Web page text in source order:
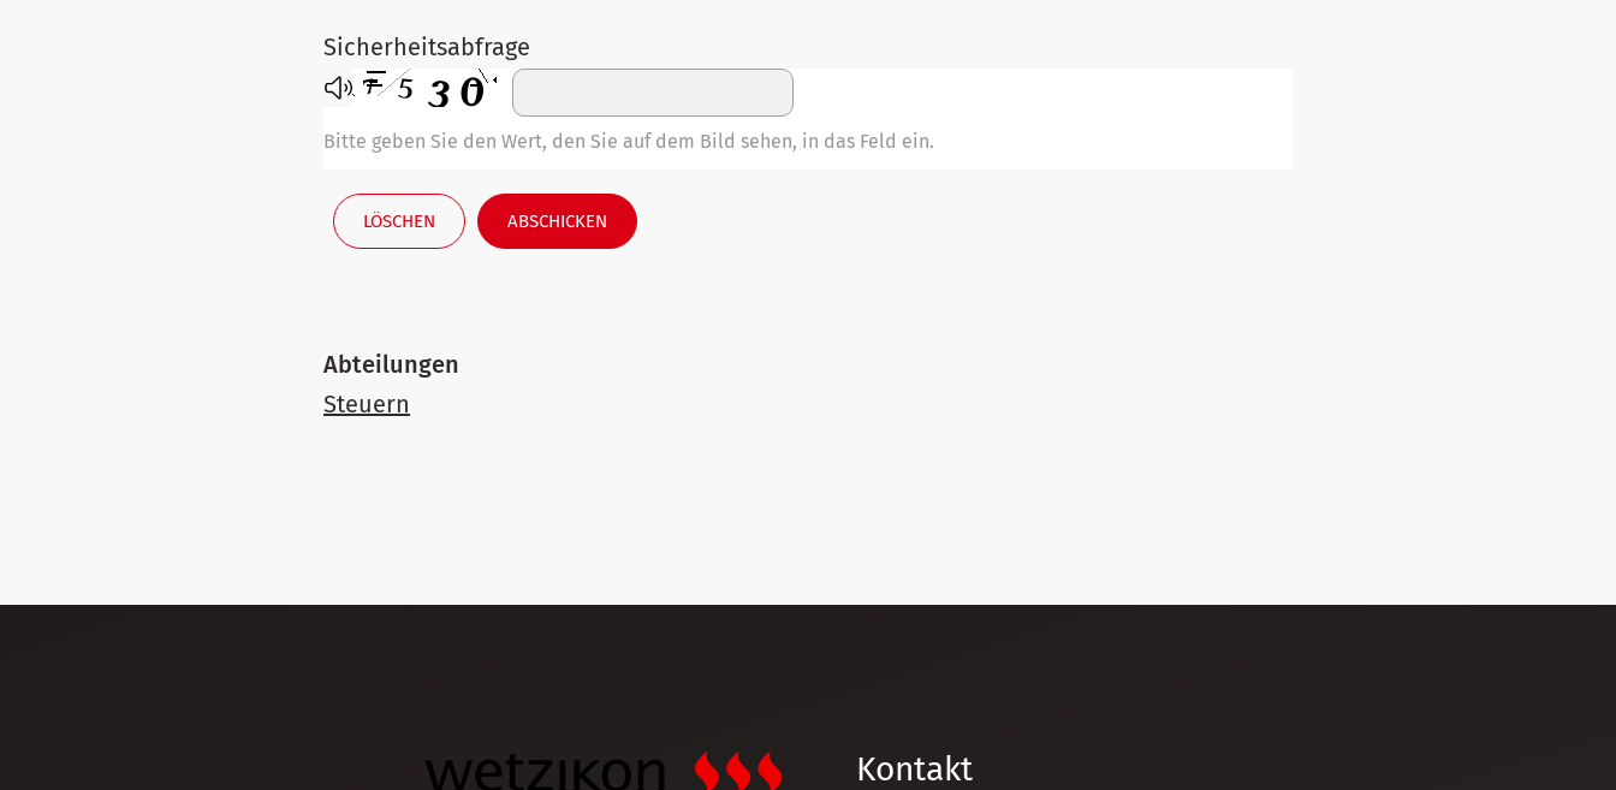
Sicherheitsabfrage
Bitte geben Sie den Wert, den Sie auf dem Bild sehen, in das Feld ein.
LÖSCHEN ABSCHICKEN
Abteilungen
Steuern
Kontakt